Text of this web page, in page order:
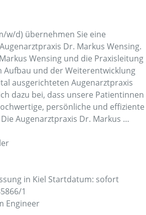
w/d) übernehmen Sie eine
Dr. Markus Wensing.
Wensing und die Praxisleitung
Aufbau und der Weiterentwicklung
ausgerichteten Augenarztpraxis
dazu bei, dass unsere Patientinnen
persönliche und effiziente
Augenarztpraxis Dr. Markus …
in Kiel Startdatum: sofort
1
Engineer